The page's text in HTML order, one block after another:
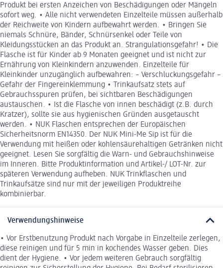
Produkt bei ersten Anzeichen von Beschädigungen oder Mängeln
sofort weg. • Alle nicht verwendeten Einzelteile müssen außerhalb
der Reichweite von Kindern aufbewahrt werden. • Bringen Sie
niemals Schnüre, Bänder, Schnürsenkel oder Teile von
Kleidungsstücken an das Produkt an. Strangulationsgefahr! • Die
Flasche ist für Kinder ab 9 Monaten geeignet und ist nicht zur
Ernährung von Kleinkindern anzuwenden. Einzelteile für
Kleinkinder unzugänglich aufbewahren: – Verschluckungsgefahr –
Gefahr der Fingereinklemmung • Trinkaufsatz stets auf
Gebrauchsspuren prüfen, bei sichtbaren Beschädigungen
austauschen. • Ist die Flasche von innen beschädigt (z.B. durch
Kratzer), sollte sie aus hygienischen Gründen ausgetauscht
werden. • NUK Flaschen entsprechen der Europäischen
Sicherheitsnorm EN14350. Der NUK Mini-Me Sip ist für die
Verwendung mit heißen oder kohlensäurehaltigen Getränken nicht
geeignet. Lesen Sie sorgfältig die Warn- und Gebrauchshinweise
im Inneren. Bitte Produktinformation und Artikel-/ LOT-Nr. zur
späteren Verwendung aufheben. NUK Trinkflaschen und
Trinkaufsätze sind nur mit der jeweiligen Produktreihe
kombinierbar.
Verwendungshinweise
• Vor Erstbenutzung Produkt nach Vorgabe in Einzelteile zerlegen,
diese reinigen und für 5 min in kochendes Wasser geben. Dies
dient der Hygiene. • Vor jedem weiteren Gebrauch sorgfältig